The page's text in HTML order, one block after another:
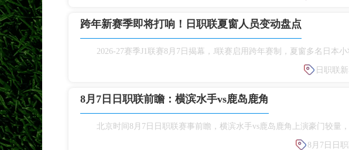
跨年新赛季即将打响！日职联夏窗人员变动盘点
2026‑27赛季J1联赛8月7日揭幕，J联赛启用跨年赛制，夏窗多名日本
日职联
8月7日日职联前瞻：横滨水手vs鹿岛鹿角
北京时间8月7日日职联赛事前瞻，横滨水手vs鹿岛鹿角上演豪门较量
8月7日日